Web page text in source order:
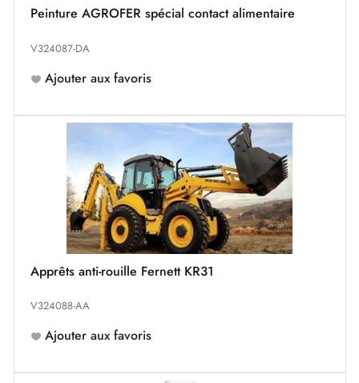
Peinture AGROFER spécial contact alimentaire
V324087-DA
Ajouter aux favoris
Apprêts anti-rouille Fernett KR31
V324088-AA
Ajouter aux favoris